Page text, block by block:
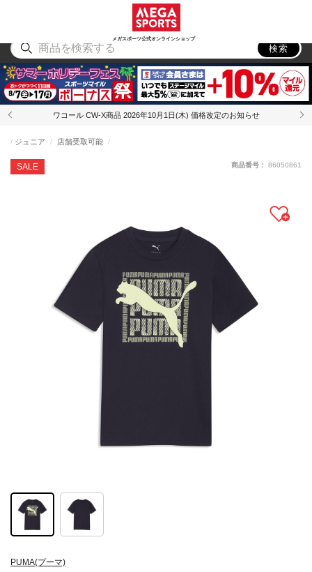
メガスポーツ公式オンラインショップ
アウトドア
検索
ワコール CW-X商品 2026年10月1日(木) 価格改定のお知らせ
PUMA(プーマ)
SALE
ジュニア 店舗受取可能
商品番号： 86050861